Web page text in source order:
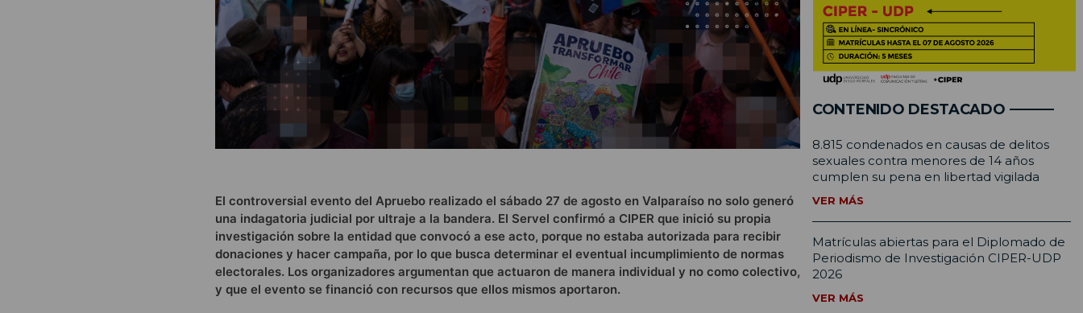
El controversial evento del Apruebo realizado el sábado 27 de agosto en Valparaíso no solo generó
una indagatoria judicial por ultraje a la bandera. El Servel confirmó a CIPER que inició su propia
investigación sobre la entidad que convocó a ese acto, porque no estaba autorizada para recibir
donaciones y hacer campaña, por lo que busca determinar el eventual incumplimiento de normas
electorales. Los organizadores argumentan que actuaron de manera individual y no como colectivo,
y que el evento se financió con recursos que ellos mismos aportaron.
CONTENIDO DESTACADO
8.815 condenados en causas de delitos
sexuales contra menores de 14 años
cumplen su pena en libertad vigilada
VER MÁS
Matrículas abiertas para el Diplomado de
Periodismo de Investigación CIPER-UDP
2026
VER MÁS